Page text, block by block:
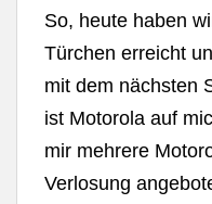
So, heute haben
Türchen erreicht
mit dem nächsten
ist Motorola auf
mir mehrere
Verlosung